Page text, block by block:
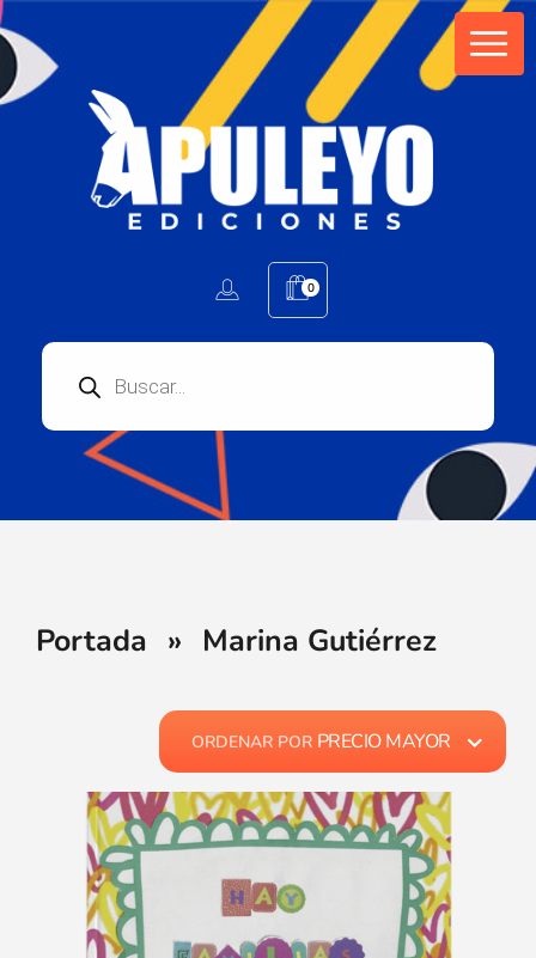
0
Portada » Marina Gutiérrez
ORDENAR POR PRECIO MAYOR